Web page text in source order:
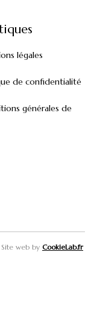
légales
de confidentialité
générales de
web by CookieLab.fr